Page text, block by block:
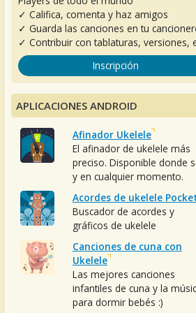
✓ Califica, comenta y haz amigos
✓ Guarda las canciones en tu
✓ Contribuir con tablaturas, versiones,
Inscripción
APLICACIONES ANDROID
Afinador Ukelele
El afinador de ukelele más
preciso. Disponible donde
y en cualquier momento.
Acordes de ukelele
Buscador de acordes y
gráficos de ukelele
Canciones de cuna con
Ukelele
Las mejores canciones
infantiles de cuna y la
para dormir bebés :)